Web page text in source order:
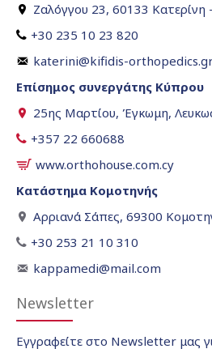
Ζαλόγγου 23, 60133 Κατερίνη
+30 235 10 23 820
katerini@kifidis-
Επίσημος συνεργάτης Κύπρου
25ης Μαρτίου, Έγκωμη,
+357 22 660688
www.orthohouse.com.cy
Κατάστημα Κομοτηνής
Αρριανά Σάπες, 69300
+30 253 21 10 310
kappamedi@mail.com
Newsletter
Εγγραφείτε στο Newsletter μας